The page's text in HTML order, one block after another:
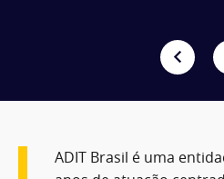
ADIT Brasil é uma